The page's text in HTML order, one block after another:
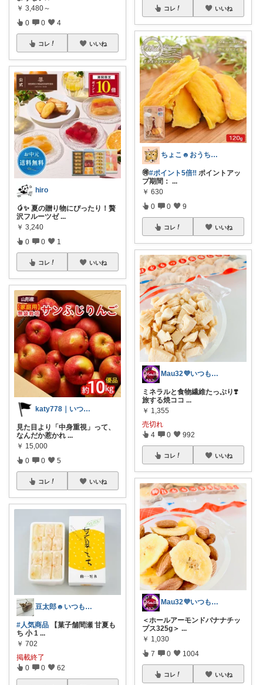
￥ 3,480～
0 0 4
コレ いいね
hiro
🥭✨ 夏の贈り物にぴったり！贅
沢フルーツゼ ...
￥ 3,240
0 0 1
コレ いいね
katy778｜いつも有難うございます✨
見た目より「中身重視」って、
なんだか惹かれ ...
￥ 15,000
0 0 5
コレ いいね
豆太郎☻いつもありがとう\♡/
#人気商品 【菓子舗間瀬 甘夏も
ち 小 1 ...
￥ 702
掲載終了
0 0 62
コレ いいね
ちょこ☻おうち時間充実🏠アイテム
🉐#ポイント5倍‼️ ポイントアッ
プ期間： ...
￥ 630
0 0 9
コレ いいね
Mau32💜いつも有難うございます😊
ミネラルと食物繊維たっぷり❣️
旅する焼ココ ...
￥ 1,355
売切れ
4 0 992
コレ いいね
Mau32💜いつも有難うございます😊
＜ホールアーモンドバナナチッ
プス325g＞ ...
￥ 1,030
7 0 1004
コレ いいね